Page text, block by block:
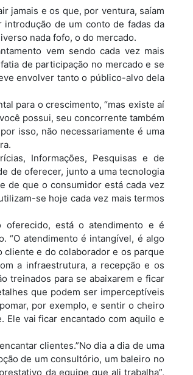
jamais e os que, por ventura, saíam
de um conto de fadas da
nada fofo, o do mercado.
vem sendo cada vez mais
de participação no mercado e se
envolver tanto o público-alvo dela
para o crescimento, “mas existe aí
possui, seu concorrente também
isso, não necessariamente é uma
Informações, Pesquisas e de
de oferecer, junto a uma tecnologia
de que o consumidor está cada vez
se hoje cada vez mais termos
está o atendimento e é
“O atendimento é intangível, é algo
e do colaborador e os parque
a infraestrutura, a recepção e os
treinados para se abaixarem e ficar
que podem ser imperceptíveis
por exemplo, e sentir o cheiro
Ele vai ficar encantado com aquilo e
clientes.”No dia a dia de uma
de um consultório, um baleiro no
da equipe que ali trabalha”,